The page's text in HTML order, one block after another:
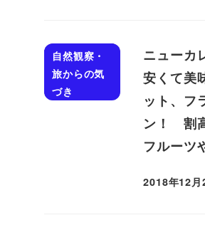
自然観察・
旅からの気
づき
ニューカ
安くて美
ット、フ
ン！ 割
フルーツ
投稿日
2018年12月